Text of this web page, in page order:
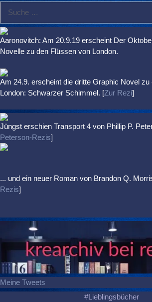
nach:
Aaronovitch: Am 20.9.19 erscheint Der
Novelle zu den Flüssen von London.
Am 24.9. erscheint die dritte Graphic Novel
London: Schwarzer Schimmel. [Zur Rezi]
Jüngst erschien Transport 4 von Phillip P.
Peterson-Rezis]
... und ein neuer Roman von Brandon Q.
Rezis]
Meine Tweets
#Lieblingsbücher